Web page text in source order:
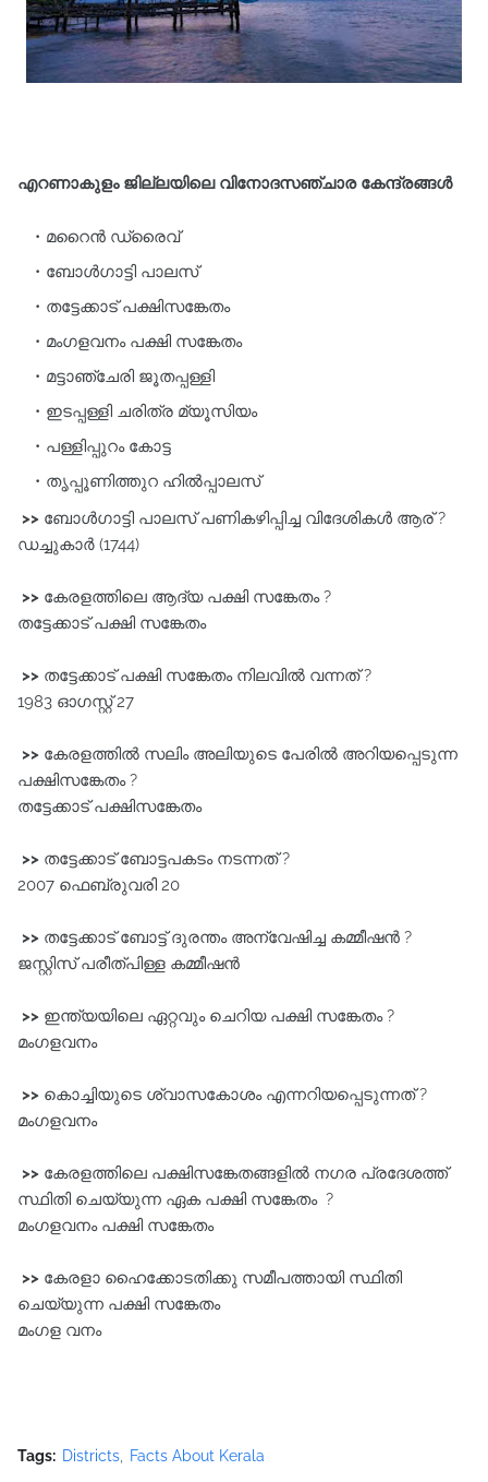
എറണാകുളം ജില്ലയിലെ വിനോദസഞ്ചാര കേന്ദ്രങ്ങൾ
മറൈൻ ഡ്രൈവ്‌
ബോൾഗാട്ടി പാലസ്‌
തട്ടേക്കാട്‌ പക്ഷിസങ്കേതം
മംഗളവനം പക്ഷി സങ്കേതം
മട്ടാഞ്ചേരി ജൂതപ്പള്ളി
ഇടപ്പള്ളി ചരിത്ര മ്യൂസിയം
പള്ളിപ്പുറം കോട്ട
തൃപ്പൂണിത്തുറ ഹിൽപ്പാലസ്‌
>> ബോൾഗാട്ടി പാലസ്‌ പണികഴിപ്പിച്ച വിദേശികൾ ആര് ?
ഡച്ചുകാർ (1744)
>> കേരളത്തിലെ ആദ്യ പക്ഷി സങ്കേതം ?
തട്ടേക്കാട്‌ പക്ഷി സങ്കേതം
>> തട്ടേക്കാട്‌ പക്ഷി സങ്കേതം നിലവിൽ വന്നത് ?
1983 ഓഗസ്റ്റ്‌ 27
>> കേരളത്തിൽ സലിം അലിയുടെ പേരിൽ അറിയപ്പെടുന്ന
പക്ഷിസങ്കേതം ?
തട്ടേക്കാട്‌ പക്ഷിസങ്കേതം
>> തട്ടേക്കാട് ബോട്ടപകടം നടന്നത് ?
2007 ഫെബ്രുവരി 20
>> തട്ടേക്കാട്‌ ബോട്ട്‌ ദുരന്തം അന്വേഷിച്ച കമ്മീഷൻ ?
ജസ്റ്റിസ്‌ പരീത്പിള്ള കമ്മീഷൻ
>> ഇന്ത്യയിലെ ഏറ്റവും ചെറിയ പക്ഷി സങ്കേതം ?
മംഗളവനം
>> കൊച്ചിയുടെ ശ്വാസകോശം എന്നറിയപ്പെടുന്നത് ?
മംഗളവനം
>> കേരളത്തിലെ പക്ഷിസങ്കേതങ്ങളിൽ നഗര പ്രദേശത്ത്
സ്ഥിതി ചെയ്യുന്ന ഏക പക്ഷി സങ്കേതം ?
മംഗളവനം പക്ഷി സങ്കേതം
>> കേരളാ ഹൈക്കോടതിക്കു സമീപത്തായി സ്ഥിതി
ചെയ്യുന്ന പക്ഷി സങ്കേതം
മംഗള വനം
Tags: Districts Facts About Kerala